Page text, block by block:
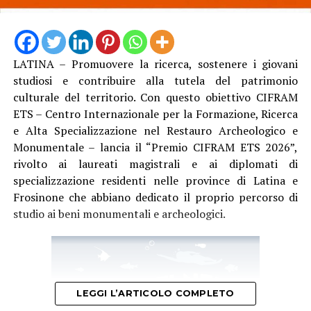
LATINA – Promuovere la ricerca, sostenere i giovani
studiosi e contribuire alla tutela del patrimonio
culturale del territorio. Con questo obiettivo CIFRAM
ETS – Centro Internazionale per la Formazione, Ricerca
e Alta Specializzazione nel Restauro Archeologico e
Monumentale – lancia il “Premio CIFRAM ETS 2026”,
rivolto ai laureati magistrali e ai diplomati di
specializzazione residenti nelle province di Latina e
Frosinone che abbiano dedicato il proprio percorso di
studio ai beni monumentali e archeologici.
LEGGI L’ARTICOLO COMPLETO